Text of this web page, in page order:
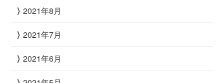
2021年8月
2021年7月
2021年6月